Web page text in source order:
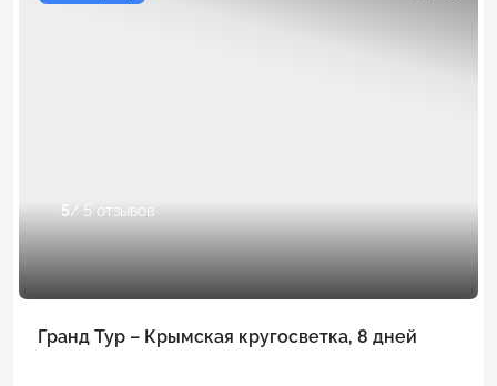
5/ 5 отзывов
Гранд Тур – Крымская кругосветка, 8 дней